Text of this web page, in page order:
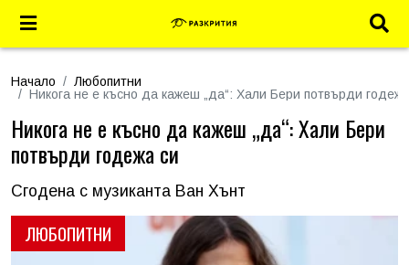
Начало
Любопитни
Никога не е късно да кажеш „да“: Хали Бери потвърди
ЛЮБОПИТНИ
Никога не е късно да кажеш „да“: Хали Бери
потвърди годежа си
Сгодена с музиканта Ван Хънт